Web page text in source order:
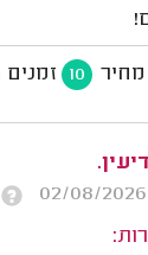
מחיר 10 זמנים